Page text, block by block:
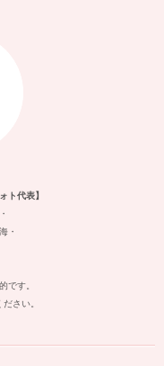
ト代表】
・
です。
さい。